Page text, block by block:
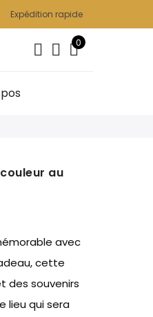
Expédition rapide
0
au
avec
cette
des souvenirs
lieu qui sera